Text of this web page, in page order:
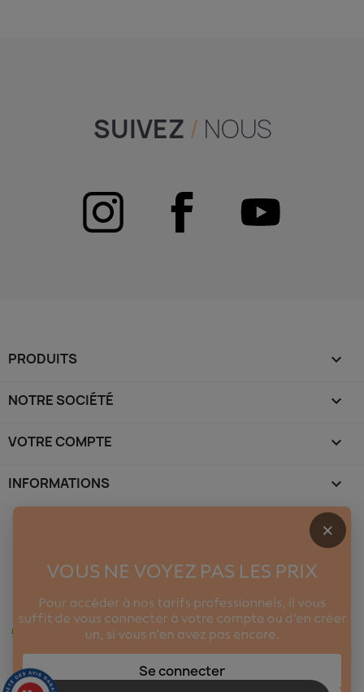
SUIVEZ / NOUS
PRODUITS 
NOTRE SOCIÉTÉ 
VOTRE COMPTE 
INFORMATIONS keyboard_arrow_down
×
Se connecter